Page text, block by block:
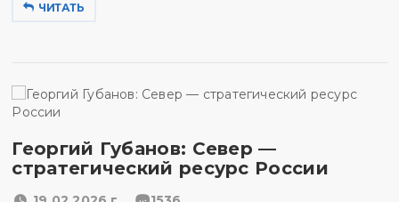
ЧИТАТЬ
Георгий Губанов: Север —
стратегический ресурс России